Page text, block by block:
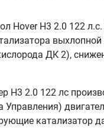
Hover H3 2.0 122
ДК 2),
Н3 2.0 122 лс
Управления)
катализатор